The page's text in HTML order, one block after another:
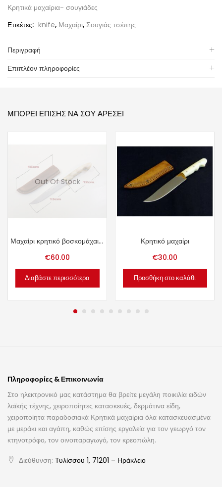
Κρητικά μαχαίρια- σουγιάδες
Ετικέτες: knife, Μαχαίρι, Σουγιάς τσέπης
Περιγραφή
Επιπλέον πληροφορίες
ΜΠΟΡΕΊ ΕΠΊΣΗΣ ΝΑ ΣΟΥ ΑΡΈΣΕΙ
Out Of Stock
Μαχαίρι κρητικό βοσκομάχαιρο.
€60.00
Διαβάστε περισσότερα
Κρητικό μαχαίρι
€30.00
Προσθήκη στο καλάθι
Πληροφορίες & Επικοινωνία
Στο ηλεκτρονικό μας κατάστημα θα βρείτε μεγάλη ποικιλία ειδών
λαϊκής τέχνης, χειροποίητες κατασκευές, δερμάτινα είδη,
χειροποίητα παραδοσιακά Κρητικά μαχαίρια όλα κατασκευασμένα
με μεράκι και αγάπη, καθώς επίσης εργαλεία για τον γεωργό τον
κτηνοτρόφο, τον οινοπαραγωγό, τον κρεοπώλη.
Διεύθυνση: Τυλίσσου 1, 71201 – Ηράκλειο